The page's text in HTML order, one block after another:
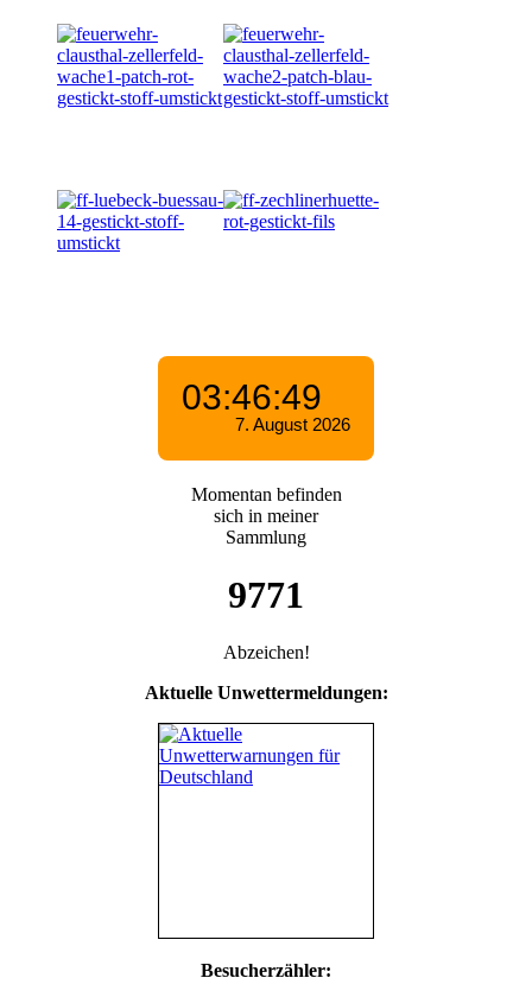
Momentan befinden
sich in meiner
Sammlung
9771
Abzeichen!
Aktuelle Unwettermeldungen:
Besucherzähler: